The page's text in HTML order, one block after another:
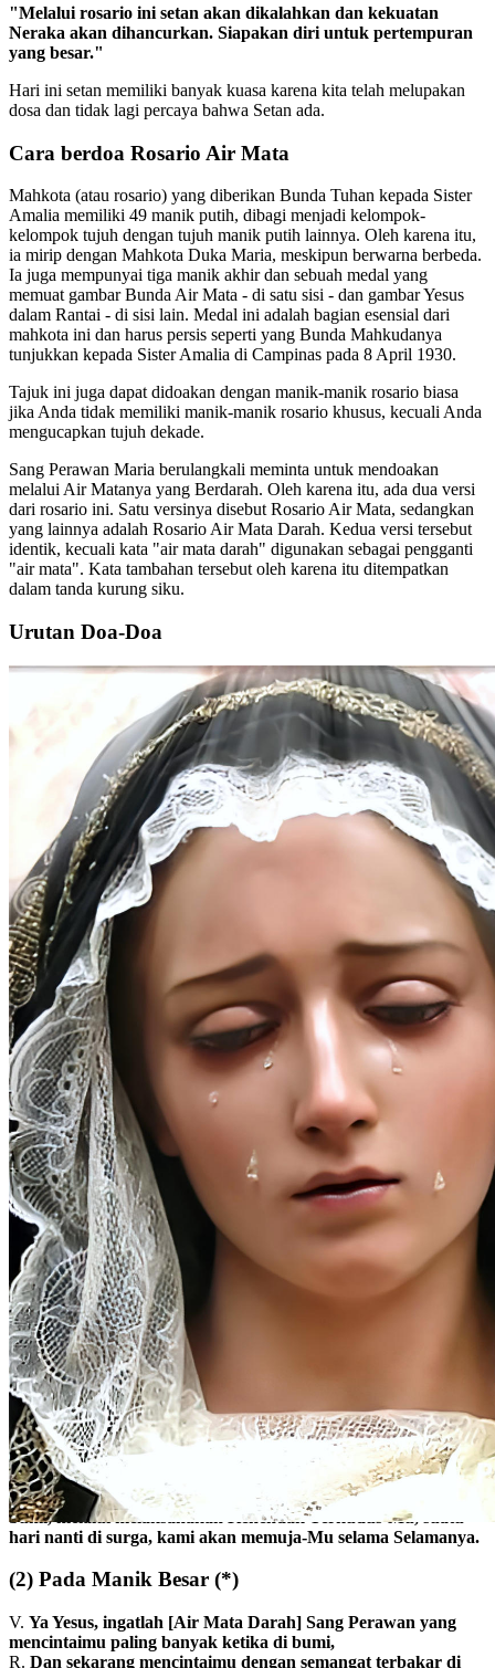
"Melalui rosario ini setan akan dikalahkan dan kekuatan
Neraka akan dihancurkan. Siapakan diri untuk pertempuran
yang besar."
Hari ini setan memiliki banyak kuasa karena kita telah melupakan
dosa dan tidak lagi percaya bahwa Setan ada.
Cara berdoa Rosario Air Mata
Mahkota (atau rosario) yang diberikan Bunda Tuhan kepada Sister
Amalia memiliki 49 manik putih, dibagi menjadi kelompok-
kelompok tujuh dengan tujuh manik putih lainnya. Oleh karena itu,
ia mirip dengan Mahkota Duka Maria, meskipun berwarna berbeda.
Ia juga mempunyai tiga manik akhir dan sebuah medal yang
memuat gambar Bunda Air Mata - di satu sisi - dan gambar Yesus
dalam Rantai - di sisi lain. Medal ini adalah bagian esensial dari
mahkota ini dan harus persis seperti yang Bunda Mahkudanya
tunjukkan kepada Sister Amalia di Campinas pada 8 April 1930.
Tajuk ini juga dapat didoakan dengan manik-manik rosario biasa
jika Anda tidak memiliki manik-manik rosario khusus, kecuali Anda
mengucapkan tujuh dekade.
Sang Perawan Maria berulangkali meminta untuk mendoakan
melalui Air Matanya yang Berdarah. Oleh karena itu, ada dua versi
dari rosario ini. Satu versinya disebut Rosario Air Mata, sedangkan
yang lainnya adalah Rosario Air Mata Darah. Kedua versi tersebut
identik, kecuali kata "air mata darah" digunakan sebagai pengganti
"air mata". Kata tambahan tersebut oleh karena itu ditempatkan
dalam tanda kurung siku.
Urutan Doa-Doa
(1)Di Awal
Ini kami di hadapanmu, Ya Yesus yang manis disalibkan, untuk
menawarkan kepada-Mu air mata Sang Perawan yang dengan
cinta yang begitu besar menemani-Mu dalam perjalanan sedih
menuju Kalvari. Berikanlah, ya Tuhan baik, agar kita dapat
memahami pelajaran yang mereka ajarkanku, sehingga di
bumi, melalui melaksanakan Kehendak Terkudus-Mu, suatu
hari nanti di surga, kami akan memuja-Mu selama Selamanya.
(2) Pada Manik Besar (*)
V. Ya Yesus, ingatlah [Air Mata Darah] Sang Perawan yang
mencintaimu paling banyak ketika di bumi,
R. Dan sekarang mencintaimu dengan semangat terbakar di